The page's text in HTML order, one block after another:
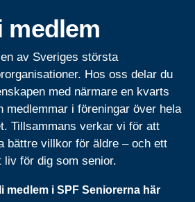
medlem
av Sveriges största
Hos oss delar du
med närmare en kvarts
medlemmar i föreningar över hela
Tillsammans verkar vi för att
bättre villkor för äldre – och ett
liv för dig som senior.
medlem i SPF Seniorerna här